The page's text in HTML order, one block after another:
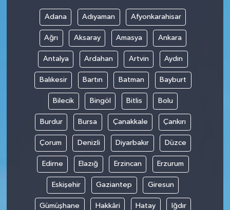
Adana Adıyaman Afyonkarahisar
Ağrı Aksaray Amasya Ankara
Antalya Ardahan Artvin Aydın
Balıkesir Bartın Batman Bayburt
Bilecik Bingöl Bitlis Bolu
Burdur Bursa Çanakkale Çankırı
Çorum Denizli Diyarbakır Düzce
Edirne Elazığ Erzincan Erzurum
Eskişehir Gaziantep Giresun
Gümüşhane Hakkâri Hatay Iğdır